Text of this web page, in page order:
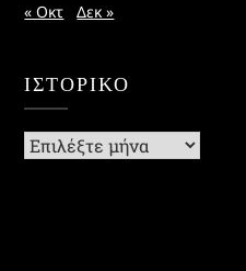
« Οκτ
Δεκ »
ΙΣΤΟΡΙΚΌ
Ιστορικό